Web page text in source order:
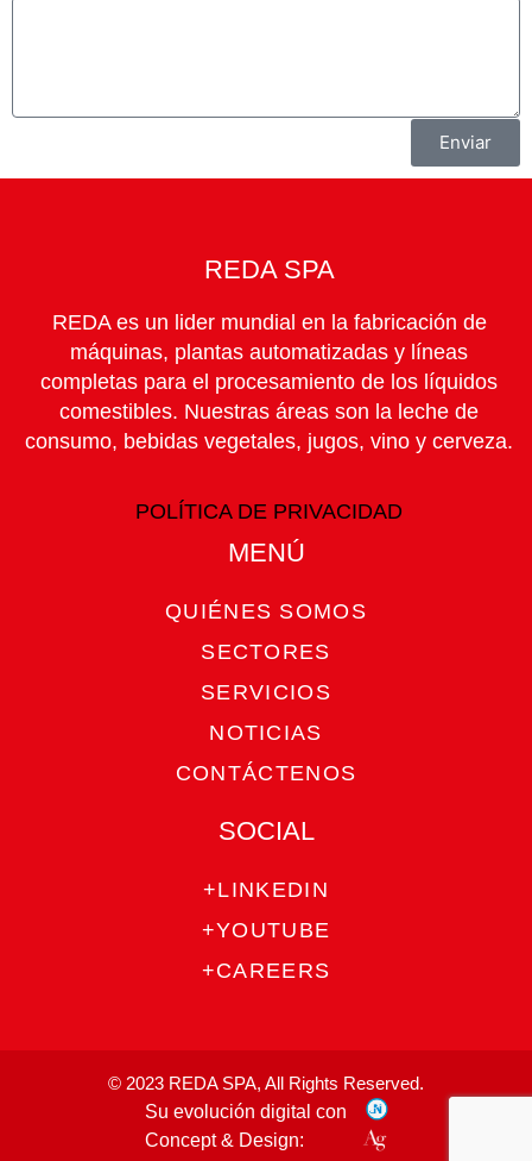
Enviar
REDA SPA
REDA es un lider mundial en la fabricación de
máquinas, plantas automatizadas y líneas
completas para el procesamiento de los líquidos
comestibles. Nuestras áreas son la leche de
consumo, bebidas vegetales, jugos, vino y cerveza.
POLÍTICA DE PRIVACIDAD
MENÚ​
QUIÉNES SOMOS
SECTORES
SERVICIOS
NOTICIAS
CONTÁCTENOS
SOCIAL
+LINKEDIN
+YOUTUBE
+CAREERS
© 2023 REDA SPA, All Rights Reserved.
Su evolución digital con
Concept & Design: